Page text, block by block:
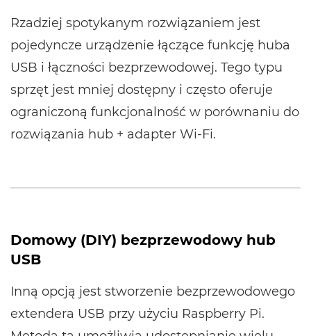
Rzadziej spotykanym rozwiązaniem jest
pojedyncze urządzenie łączące funkcję huba
USB i łączności bezprzewodowej. Tego typu
sprzęt jest mniej dostępny i często oferuje
ograniczoną funkcjonalność w porównaniu do
rozwiązania hub + adapter Wi-Fi.
Domowy (DIY) bezprzewodowy hub
USB
Inną opcją jest stworzenie bezprzewodowego
extendera USB przy użyciu Raspberry Pi.